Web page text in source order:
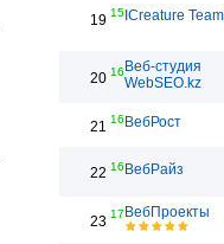
19 15 ICreature Team
20 16 Веб-студия
WebSEO.kz
21 16 ВебРост
22 16 ВебРайз
23 17 ВебПроекты